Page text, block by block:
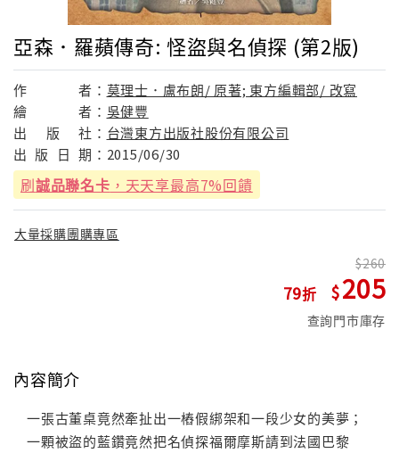
亞森．羅蘋傳奇: 怪盜與名偵探 (第2版)
作 者： 莫理士．盧布朗/ 原著; 東方編輯部/ 改寫
繪
者： 吳健豐
出
版 社： 台灣東方出版社股份有限公司
出 版 日 期： 2015/06/30
刷誠品聯名卡 ，天天享最高7%回饋
大量採購團購專區
79
260
205
查詢門市庫存
內容簡介
一張古董桌竟然牽扯出一樁假綁架和一段少女的美夢；
一顆被盜的藍鑽竟然把名偵探福爾摩斯請到法國巴黎